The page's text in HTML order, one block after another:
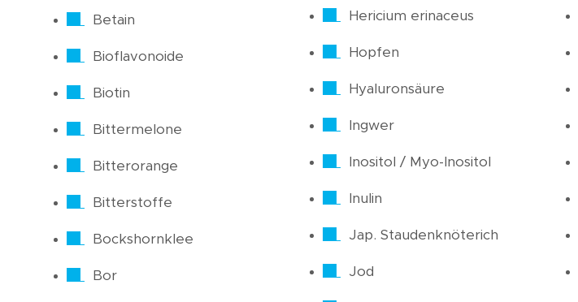
Betain
Bioflavonoide
Biotin
Bittermelone
Bitterorange
Bitterstoffe
Bockshornklee
Bor
Hericium erinaceus
Hopfen
Hyaluronsäure
Ingwer
Inositol / Myo-Inositol
Inulin
Jap. Staudenknöterich
Jod